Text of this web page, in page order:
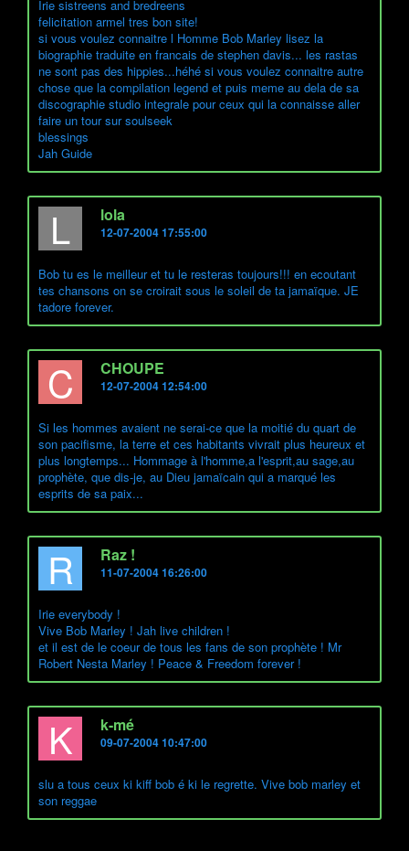
Irie sistreens and bredreens
felicitation armel tres bon site!
si vous voulez connaitre l Homme Bob Marley lisez la
biographie traduite en francais de stephen davis... les rastas
ne sont pas des hippies...héhé si vous voulez connaitre autre
chose que la compilation legend et puis meme au dela de sa
discographie studio integrale pour ceux qui la connaisse aller
faire un tour sur soulseek
blessings
Jah Guide
L lola
12-07-2004 17:55:00
Bob tu es le meilleur et tu le resteras toujours!!! en ecoutant
tes chansons on se croirait sous le soleil de ta jamaïque. JE
tadore forever.
C CHOUPE
12-07-2004 12:54:00
Si les hommes avaient ne serai-ce que la moitié du quart de
son pacifisme, la terre et ces habitants vivrait plus heureux et
plus longtemps... Hommage à l'homme,a l'esprit,au sage,au
prophète, que dis-je, au Dieu jamaïcain qui a marqué les
esprits de sa paix...
R Raz !
11-07-2004 16:26:00
Irie everybody !
Vive Bob Marley ! Jah live children !
et il est de le coeur de tous les fans de son prophète ! Mr
Robert Nesta Marley ! Peace & Freedom forever !
K k-mé
09-07-2004 10:47:00
slu a tous ceux ki kiff bob é ki le regrette. Vive bob marley et
son reggae